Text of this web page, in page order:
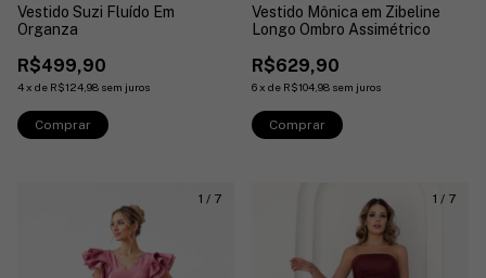
Vestido Suzi Fluído Em
Organza
R$499,90
4 x de R$124,98 sem juros
Comprar
Vestido Mônica em Zibeline
Longo Ombro Assimétrico
R$629,90
6 x de R$104,98 sem juros
Comprar
1 / 7 1 / 7